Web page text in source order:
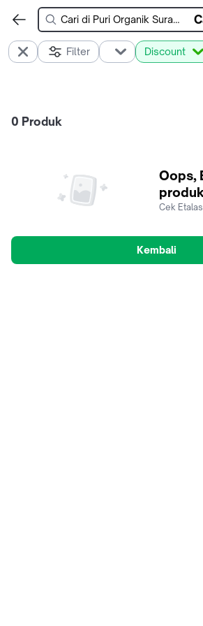
Filter Discount
0 Produk
Oops,
Cek
Kembali